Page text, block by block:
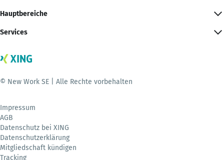
Hauptbereiche
Services
© New Work SE | Alle Rechte vorbehalten
Impressum
AGB
Datenschutz bei XING
Datenschutzerklärung
Mitgliedschaft kündigen
Tracking